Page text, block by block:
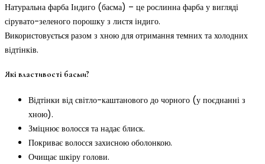
Натуральна фарба Індиго (басма) – це рослинна фарба у вигляді
сірувато-зеленого порошку з листя індиго.
Використовується разом з хною для отримання темних та холодних
відтінків.
Які властивості басми?
Відтінки від світло-каштанового до чорного (у поєднанні з
хною).
Зміцнює волосся та надає блиск.
Покриває волосся захисною оболонкою.
Очищає шкіру голови.